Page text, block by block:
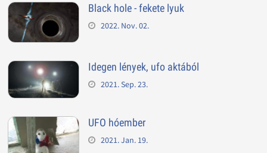
Black hole - fekete lyuk
2022. Nov. 02.
Idegen lények, ufo aktából
2021. Sep. 23.
UFO hóember
2021. Jan. 19.